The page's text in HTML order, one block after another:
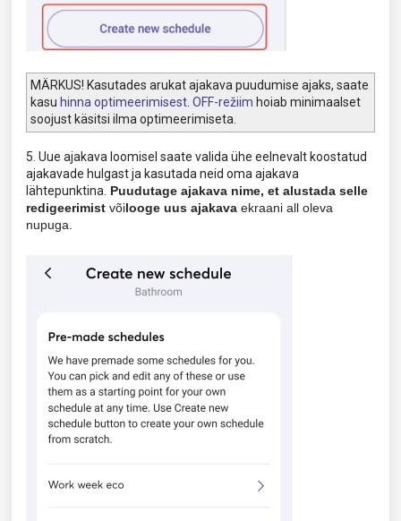
MÄRKUS! Kasutades arukat ajakava puudumise ajaks, saate
kasu hinna optimeerimisest. OFF-režiim hoiab minimaalset
soojust käsitsi ilma optimeerimiseta.
5. Uue ajakava loomisel saate valida ühe eelnevalt koostatud
ajakavade hulgast ja kasutada neid oma ajakava
lähtepunktina. Puudutage ajakava nime, et alustada selle
redigeerimist võilooge uus ajakava ekraani all oleva
nupuga.